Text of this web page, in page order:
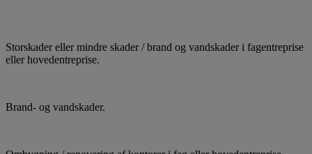
Storskader eller mindre skader / brand og vandskader i fagentreprise
eller hovedentreprise.
Brand- og vandskader.